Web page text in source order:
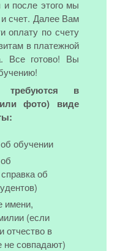
и после этого мы
счет. Далее Вам
оплату по счету
в платежной
Все готово! Вы
требуются в
фото) виде
обучении
об
имени,
(если
отчество в
не совпадают)